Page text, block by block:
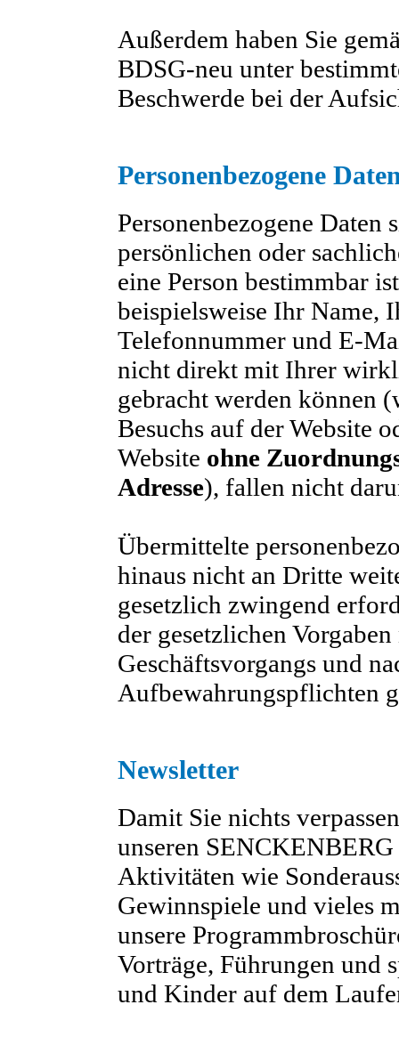
Außerdem haben Sie
BDSG-neu unter
Beschwerde bei der
Personenbezogene
Personenbezogene Daten
persönlichen oder
eine Person bestimmbar
beispielsweise Ihr Name,
Telefonnummer und E-
nicht direkt mit Ihrer
gebracht werden können
Besuchs auf der Website
Website ohne
Adresse), fallen nicht
Übermittelte
hinaus nicht an Dritte
gesetzlich zwingend
der gesetzlichen
Geschäftsvorgangs und
Aufbewahrungspflichten
Newsletter
Damit Sie nichts
unseren
Aktivitäten wie
Gewinnspiele und vieles
unsere
Vorträge, Führungen und
und Kinder auf dem